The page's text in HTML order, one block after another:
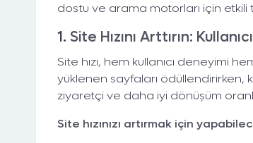
dostu ve arama motorları için etkili
1. Site Hızını Arttırın:
Site hızı, hem kullanıcı deneyimi
yüklenen sayfaları ödüllendirirken,
ziyaretçi ve daha iyi dönüşüm
Site hızınızı artırmak için